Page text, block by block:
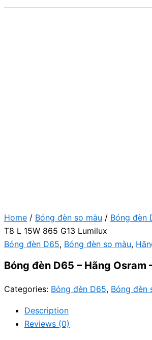
Home / Bóng đèn so màu / Bóng đèn
T8 L 15W 865 G13 Lumilux
Bóng đèn D65, Bóng đèn so màu,
Bóng đèn D65 – Hãng Osram
Categories: Bóng đèn D65, Bóng đèn
Description
Reviews (0)